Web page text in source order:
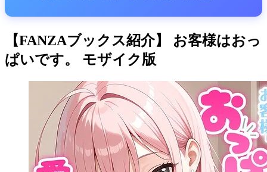
【FANZAブックス紹介】 お客様はおっ
ぱいです。 モザイク版